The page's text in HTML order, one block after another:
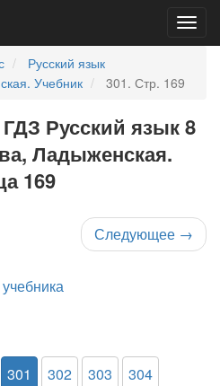
Русский язык
Учебник
301. Стр. 169
Русский язык 8
Ладыженская.
169
Следующее →
301 302 303 304